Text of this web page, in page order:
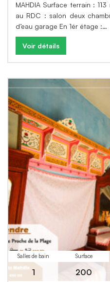
MAHDIA Surface terrain :
au RDC : salon deux
d’eau garage En 1ér étage :…
Voir détails
Salles de bain
1
Surface
200